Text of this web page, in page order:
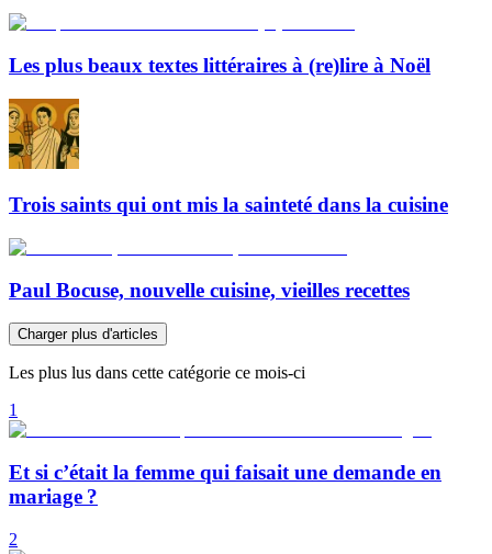
Les plus beaux textes littéraires à (re)lire à Noël
Trois saints qui ont mis la sainteté dans la cuisine
Paul Bocuse, nouvelle cuisine, vieilles recettes
Charger plus d'articles
Les plus lus dans cette catégorie ce mois-ci
1
Et si c’était la femme qui faisait une demande en
mariage ?
2